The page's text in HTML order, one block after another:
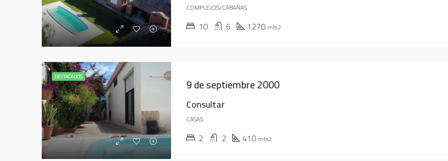
COMPLEJOS/CABAÑAS
10 6 1270 mts2
DESTACADOS 9 de septiembre 2000
Consultar
CASAS
2 2 410 mts2